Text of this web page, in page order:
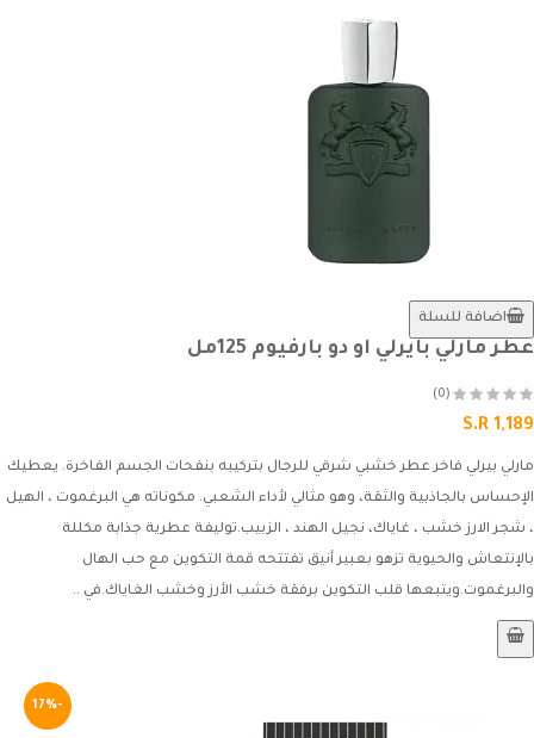
اضافة للسلة
عطر مارلي بايرلي او دو بارفيوم 125مل
(0)
S.R 1,189
مارلي بيرلي فاخر عطر خشبي شرقي للرجال بتركيبه بنفحات الجسم الفاخرة. يعطيك
الإحساس بالجاذبية والثقة، وهو مثالي لأداء الشعبي. مكوناته هي البرغموت ، الهيل
، شجر الارز خشب ، غاياك، نجيل الهند ، الزبيب.توليفة عطرية جذابة مكللة
بالإنتعاش والحيوية تزهو بعبير أنيق تفتتحه قمة التكوين مع حب الهال
والبرغموت.ويتبعها قلب التكوين برفقة خشب الأرز وخشب الغاياك.في ..
-17%